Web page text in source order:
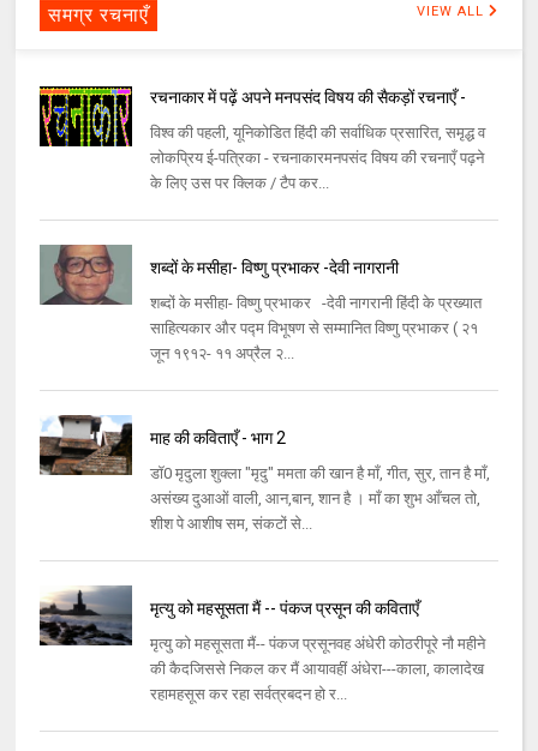
समग्र रचनाएँ VIEW ALL
रचनाकार में पढ़ें अपने मनपसंद विषय की सैकड़ों रचनाएँ -
विश्व की पहली, यूनिकोडित हिंदी की सर्वाधिक प्रसारित, समृद्ध व
लोकप्रिय ई-पत्रिका - रचनाकारमनपसंद विषय की रचनाएँ पढ़ने
के लिए उस पर क्लिक / टैप कर...
शब्दों के मसीहा- विष्णु प्रभाकर -देवी नागरानी
शब्दों के मसीहा- विष्णु प्रभाकर -देवी नागरानी हिंदी के प्रख्यात
साहित्यकार और पद्म विभूषण से सम्मानित विष्णु प्रभाकर ( २१
जून १९१२- ११ अप्रैल २...
माह की कविताएँ - भाग 2
डॉ0 मृदुला शुक्ला "मृदु" ममता की खान है माँ, गीत, सुर, तान है माँ,
असंख्य दुआओं वाली, आन,बान, शान है । माँ का शुभ आँचल तो,
शीश पे आशीष सम, संकटों से...
मृत्यु को महसूसता मैं -- पंकज प्रसून की कविताएँ
मृत्यु को महसूसता मैं-- पंकज प्रसूनवह अंधेरी कोठरीपूरे नौ महीने
की कैदजिससे निकल कर मैं आयावहीं अंधेरा---काला, कालादेख
रहामहसूस कर रहा सर्वत्रबदन हो र...